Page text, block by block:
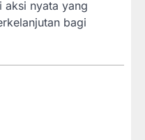
aksi nyata yang
bagi